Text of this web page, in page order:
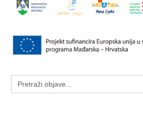
Search
for: